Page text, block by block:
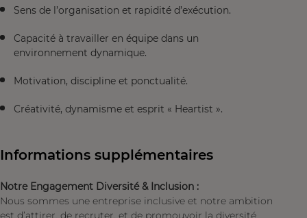
Sens de l’organisation et rapidité d’exécution.
Capacité à travailler en équipe dans un
environnement dynamique.
Motivation, discipline et ponctualité.
Créativité, dynamisme et esprit « Heartist ».
Informations supplémentaires
Notre Engagement Diversité & Inclusion :
Nous sommes une entreprise inclusive et notre ambition
est d’attirer, de recruter, et de promouvoir la diversité